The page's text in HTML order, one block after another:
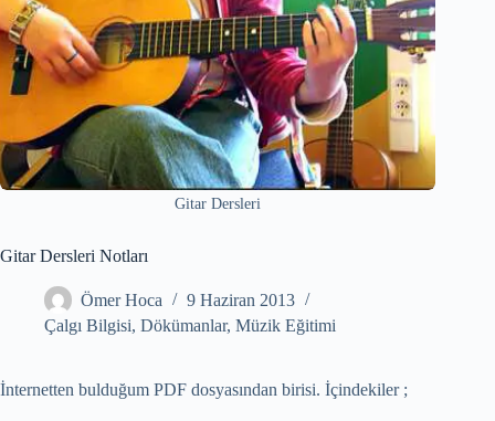
Gitar Dersleri
Gitar Dersleri Notları
Ömer Hoca
9 Haziran 2013
Çalgı Bilgisi, Dökümanlar, Müzik Eğitimi
İnternetten bulduğum PDF dosyasından birisi. İçindekiler ;